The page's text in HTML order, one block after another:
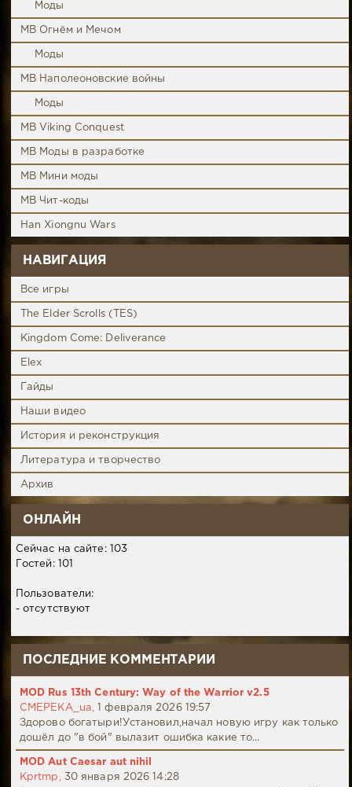
Моды
MB Огнём и Мечом
Моды
MB Наполеоновские войны
Моды
MB Viking Conquest
MB Моды в разработке
MB Мини моды
MB Чит-коды
Han Xiongnu Wars
НАВИГАЦИЯ
Все игры
The Elder Scrolls (TES)
Kingdom Come: Deliverance
Elex
Гайды
Наши видео
История и реконструкция
Литература и творчество
Архив
ОНЛАЙН
Сейчас на сайте: 103
Гостей: 101
Пользователи:
- отсутствуют
ПОСЛЕДНИЕ КОММЕНТАРИИ
MOD Rus 13th Century: Way of the Warrior v2.5
CMEPEKA_ua,
1 февраля 2026 19:57
Здорово богатыри!Установил,начал новую игру как только
дошёл до "в бой" вылазит ошибка какие то...
MOD Aut Caesar aut nihil
Kprtmp,
30 января 2026 14:28